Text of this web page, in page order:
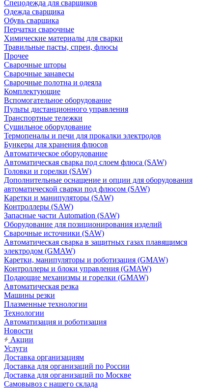
Спецодежда для сварщиков
Одежда сварщика
Обувь сварщика
Перчатки сварочные
Химические материалы для сварки
Травильные пасты, спреи, флюсы
Прочее
Сварочные шторы
Сварочные занавесы
Сварочные полотна и одеяла
Комплектующие
Вспомогательное оборудование
Пульты дистанционного управления
Транспортные тележки
Сушильное оборудование
Термопеналы и печи для прокалки электродов
Бункеры для хранения флюсов
Автоматическое оборудование
Автоматическая сварка под слоем флюса (SAW)
Головки и горелки (SAW)
Дополнительные оснащение и опции для оборудования
автоматической сварки под флюсом (SAW)
Каретки и манипуляторы (SAW)
Контроллеры (SAW)
Запасные части Automation (SAW)
Оборудование для позиционирования изделий
Сварочные источники (SAW)
Автоматическая сварка в защитных газах плавящимся
электродом (GMAW)
Каретки, манипуляторы и роботизация (GMAW)
Контроллеры и блоки управления (GMAW)
Подающие механизмы и горелки (GMAW)
Автоматическая резка
Машины резки
Плазменные технологии
Технологии
Автоматизация и роботизация
Новости
Акции
Услуги
Доставка организациям
Доставка для организаций по России
Доставка для организаций по Москве
Самовывоз с нашего склада